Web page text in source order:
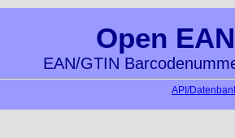
Open
EAN/GTIN
API/